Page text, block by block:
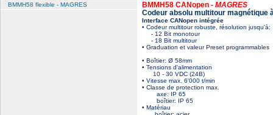
BMMH58 flexible - MAGRES
BMMH58 CANopen - MAGRES
Codeur absolu multitour magnétique
Interface CANopen intégrée
• Codeur multitour robuste, résolution jusqu'à:
- 12 Bit monotour
- 18 Bit multitour
• Graduation et valeur Preset programmables
• Boîtier: Ø 58mm
• Tensions d'alimentation
10 - 30 VDC (24B)
• Vitesse max. 6'000 t/min
• Classe de protection max.
axe: IP 65
boîtier: IP 65
• Matériau